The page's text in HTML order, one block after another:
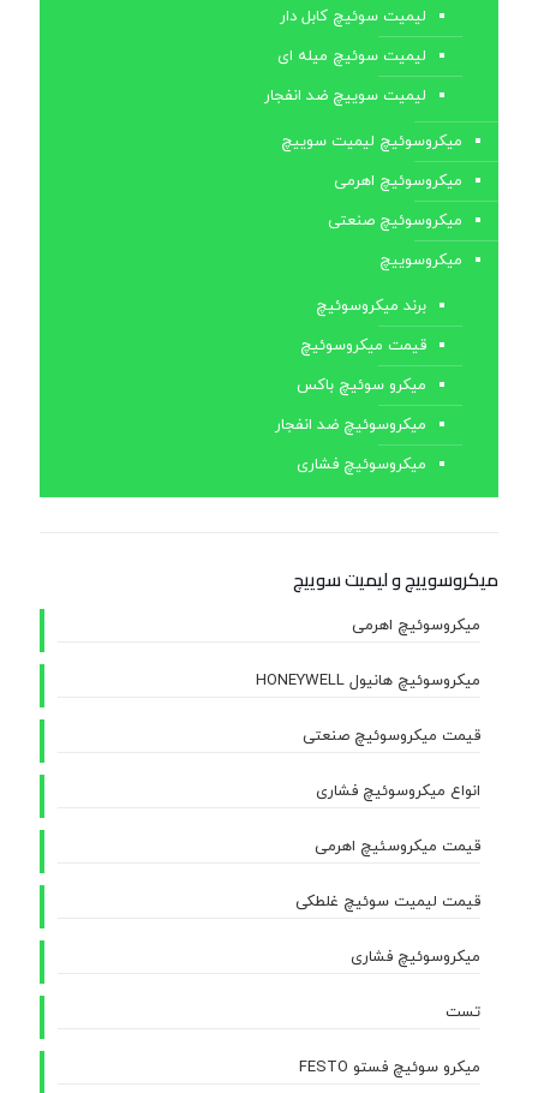
لیمیت سوئیچ کابل ‌دار
لیمیت سوئیچ میله ای
لیمیت سوییچ ضد انفجار
میکروسوئیچ لیمیت سوییچ
میکروسوئیچ اهرمی
میکروسوئیچ صنعتی
میکروسوییچ
برند میکروسوئیچ
قیمت میکروسوئیچ
میکرو سوئیچ باکس
میکروسوئیچ ضد انفجار
میکروسوئیچ فشاری
میکروسوییچ و لیمیت سوییچ
میکروسوئیچ اهرمی
میکروسوئیچ هانیول HONEYWELL
قیمت میکروسوئیچ صنعتی
انواع میکروسوئیچ فشاری
قیمت میکروسئیچ اهرمی
قیمت لیمیت سوئیچ غلطکی
میکروسوئیچ فشاری
تست
میکرو سوئیچ فستو FESTO